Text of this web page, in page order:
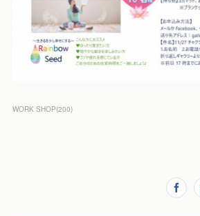
WORK SHOP(200)